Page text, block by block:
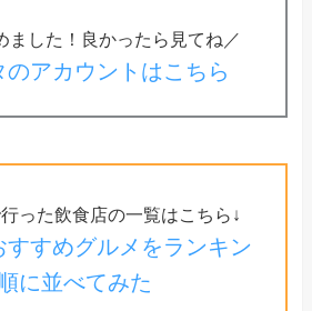
ました！良かったら見てね／
のアカウントはこちら
った飲食店の一覧はこちら↓
すすめグルメをランキン
に並べてみた